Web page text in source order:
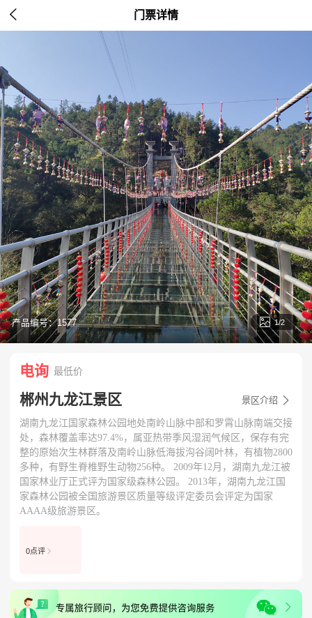
 门票详情
产品编号：1577  1/2
电询 最低价
郴州九龙江景区 景区介绍 
湖南九龙江国家森林公园地处南岭山脉中部和罗霄山脉南端交接
处，森林覆盖率达97.4%，属亚热带季风湿润气候区，保存有完
整的原始次生林群落及南岭山脉低海拔沟谷阔叶林，有植物2800
多种，有野生脊椎野生动物256种。 2009年12月，湖南九龙江被
国家林业厅正式评为国家级森林公园。 2013年，湖南九龙江国
家森林公园被全国旅游景区质量等级评定委员会评定为国家
AAAA级旅游景区。
0点评 